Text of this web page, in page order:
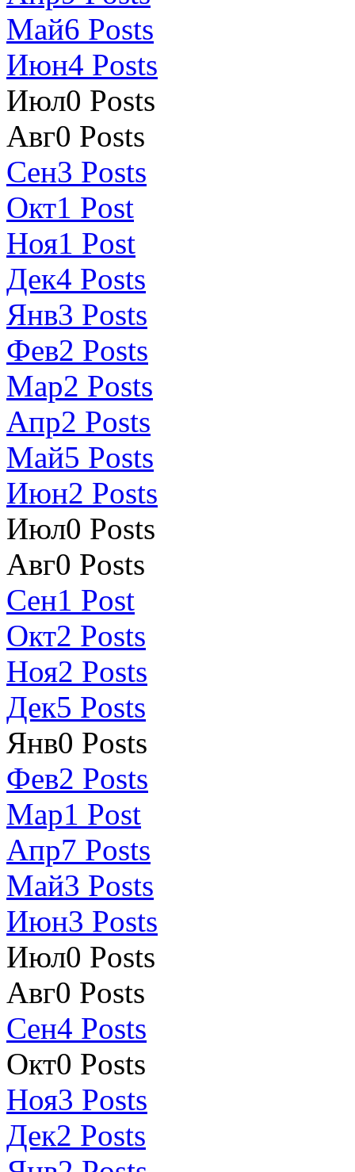
Май6 Posts
Июн4 Posts
Июл0 Posts
Авг0 Posts
Сен3 Posts
Окт1 Post
Ноя1 Post
Дек4 Posts
Янв3 Posts
Фев2 Posts
Мар2 Posts
Апр2 Posts
Май5 Posts
Июн2 Posts
Июл0 Posts
Авг0 Posts
Сен1 Post
Окт2 Posts
Ноя2 Posts
Дек5 Posts
Янв0 Posts
Фев2 Posts
Мар1 Post
Апр7 Posts
Май3 Posts
Июн3 Posts
Июл0 Posts
Авг0 Posts
Сен4 Posts
Окт0 Posts
Ноя3 Posts
Дек2 Posts